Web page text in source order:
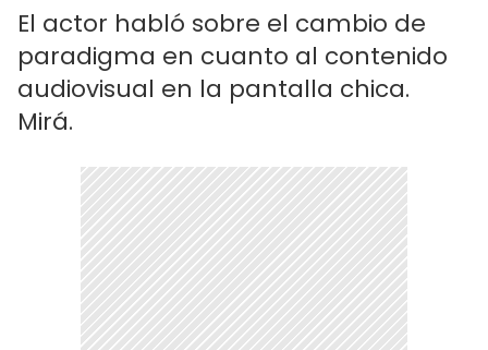
El actor habló sobre el cambio de
paradigma en cuanto al contenido
audiovisual en la pantalla chica.
Mirá.